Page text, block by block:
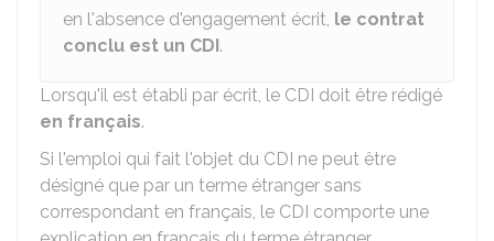
en l'absence d'engagement écrit, le contrat
conclu est un CDI.
Lorsqu'il est établi par écrit, le CDI doit être rédigé
en français.
Si l'emploi qui fait l'objet du CDI ne peut être
désigné que par un terme étranger sans
correspondant en français, le CDI comporte une